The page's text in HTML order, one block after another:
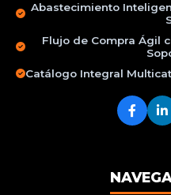
Abastecimiento
Flujo de Compra Ágil
Catálogo Integral